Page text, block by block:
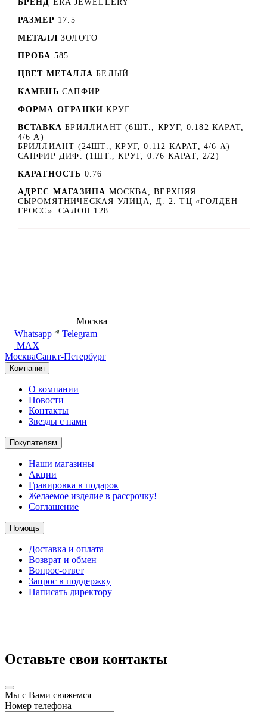
БРЕНД
ERA JEWELLERY
РАЗМЕР 17.5
МЕТАЛЛ ЗОЛОТО
ПРОБА 585
ЦВЕТ МЕТАЛЛА БЕЛЫЙ
КАМЕНЬ САПФИР
ФОРМА ОГРАНКИ КРУГ
ВСТАВКА БРИЛЛИАНТ (6ШТ., КРУГ, 0.182 КАРАТ,
4/6 А)
БРИЛЛИАНТ (24ШТ., КРУГ, 0.112 КАРАТ, 4/6 А)
САПФИР ДИФ. (1ШТ., КРУГ, 0.76 КАРАТ, 2/2)
КАРАТНОСТЬ 0.76
АДРЕС МАГАЗИНА МОСКВА, ВЕРХНЯЯ
СЫРОМЯТНИЧЕСКАЯ УЛИЦА, Д. 2. ТЦ «ГОЛДЕН
ГРОСС». САЛОН 128
Москва
Whatsapp
Telegram
MAX
МоскваСанкт-Петербург
Компания
О компании
Новости
Контакты
Звезды с нами
Покупателям
Наши магазины
Акции
Гравировка в подарок
Желаемое изделие в рассрочку!
Соглашение
Помощь
Доставка и оплата
Возврат и обмен
Вопрос-ответ
Запрос в поддержку
Написать директору
Оставьте свои контакты
Мы с Вами свяжемся
Номер телефона